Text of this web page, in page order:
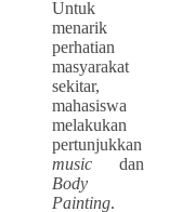
Untuk
menarik
perhatian
masyarakat
sekitar,
mahasiswa
melakukan
pertunjukkan
music dan
Body
Painting.